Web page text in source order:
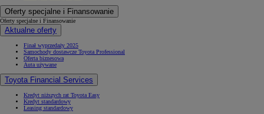
Oferty specjalne i Finansowanie
Oferty specjalne i Finansowanie
Aktualne oferty
Finał wyprzedaży 2025
Samochody dostawcze Toyota Professional
Oferta biznesowa
Auta używane
Toyota Financial Services
Kredyt niższych rat Toyota Easy
Kredyt standardowy
Leasing standardowy